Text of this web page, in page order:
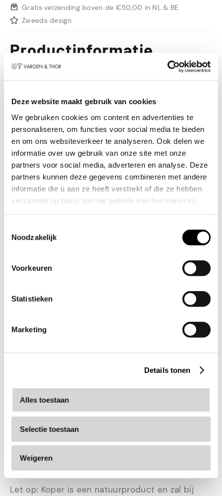
Deze website maakt gebruik van cookies
We gebruiken cookies om content en advertenties te
personaliseren, om functies voor social media te bieden
en om ons websiteverkeer te analyseren. Ook delen we
informatie over uw gebruik van onze site met onze
partners voor social media, adverteren en analyse. Deze
partners kunnen deze gegevens combineren met andere
informatie die u aan ze heeft verstrekt of die ze hebben
verzameld op basis van uw gebruik van hun services.
Noodzakelijk
Voorkeuren
Statistieken
Marketing
Details tonen
Alles toestaan
Selectie toestaan
Weigeren
Gratis verzending boven de €50,00 in NL & BE
Zweeds design
Productinformatie
Onze MJÖLNER-serie is een icoon geworden
onder professionals en amateurs. Herkenbaar
samen met RVS details. Een perfecte
tussenmaat voor VERA (1,6 L) en MIRANDA (4 L)
en dus een perfecte aanvulling op de gehele
MJÖLNER serie.
Haar interieur is volledig bekleed met geborsteld
roestvrij staal. De combinatie van een aluminium
kern als middelste laag en een buitenkant van
en een perfecte warmteverdeling.
warmtebronnen, zoals inductie, gas,
vaatwasmachinebestendig.
Inhoud: 2,8 liter (3 liter tot aan de rand)
Geschikt voor alle warmtebronnen, inclusief
2,5 mm aluminium
Vaatwasmachinebestendig
Inclusief glazen deksel met roestvrij stalen
rand
Handgrepen van roestvrij staal, verchroomd
PFAS vrij
Let op: Koper is een natuurproduct en zal bij